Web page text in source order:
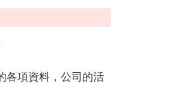
各項資料，公司的活